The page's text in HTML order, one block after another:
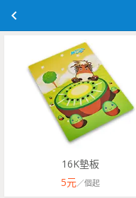
16K墊板
5元／個起